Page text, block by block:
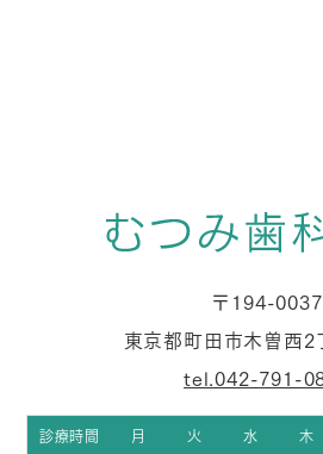
〒194-0037
東京都町田市木曽西
tel.042-791-
診療時間 月 火 水 木